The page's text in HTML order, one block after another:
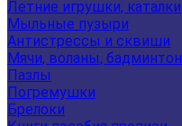
Летние игрушки, каталки
Мыльные пузыри
Антистрессы и сквиши
Мячи, воланы, бадминтон
Пазлы
Погремушки
Брелоки